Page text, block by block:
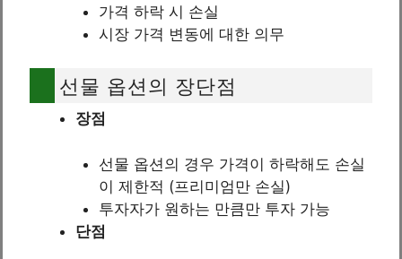
가격 하락 시 손실
시장 가격 변동에 대한 의무
선물 옵션의 장단점
장점
선물 옵션의 경우 가격이 하락해도 손실
이 제한적 (프리미엄만 손실)
투자자가 원하는 만큼만 투자 가능
단점